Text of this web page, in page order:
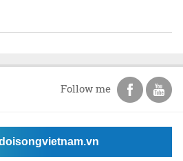
Follow me